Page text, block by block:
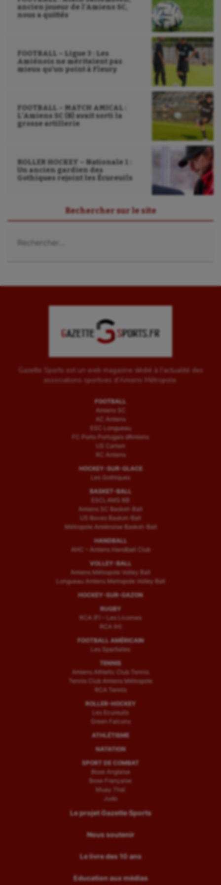
ancien joueur de l’Amiens SC,
nous a quittés
FOOTBALL – Ligue 3 : Les
Amiénois ne méritaient pas
mieux qu’un point à Fleury
FOOTBALL – MATCH AMICAL :
L’Amiens SC (B) avait sorti la
grosse artillerie
ROLLER HOCKEY – Nationale 1 :
Un ancien gardien des
Gothiques rejoint les Écureuils
Rechercher sur le site
Gazette Sports est un web magazine dédié à l'actualité des
associations sportives d'Amiens Métropole.
FOOTBALL
Amiens SC
AC Amiens
ESC Longueau
FC Porto Portugais d’Amiens
US Camon
RC Amiens
HOCKEY-SUR-GLACE
Les Gothiques
BASKET-BALL
ESCLAMS BB
Amiens SC Basket-Ball
US Boves Basket-Ball
Métropole Amiénoise Basket-Ball
HANDBALL
AHC – Amiens Handball Club
VOLLEY-BALL
Amiens Métropole Volley Ball
Longueau Amiens Metropole Volley Ball
HOCKEY-SUR-GAZON
RUGBY
RCA (F) – Les Licornes
RCA (H)
FOOTBALL AMÉRICAIN
Les Spartiates
TENNIS
Amiens Athletic Club Tennis
Tennis Club Amiens Métropole
RCA Tennis
ROLLER-HOCKEY
Les Ecureuils
Green Falcons
ATHLÉTISME
NATATION
SPORT DE COMBAT
Boxe Anglaise
Boxe Française
Muay Thaï
Judo
Le projet Gazette Sports
Nous soutenir
Le livre des 10 ans
Education aux médias